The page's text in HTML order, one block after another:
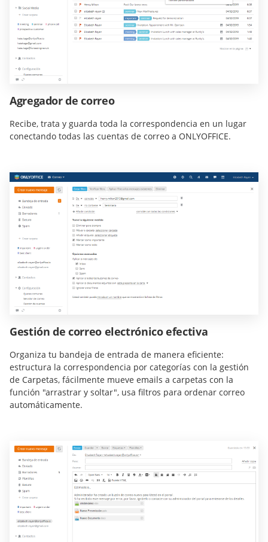
Agregador de correo
Recibe, trata y guarda toda la correspondencia en un lugar
conectando todas las cuentas de correo a ONLYOFFICE.
Gestión de correo electrónico efectiva
Organiza tu bandeja de entrada de manera eficiente:
estructura la correspondencia por categorías con la gestión
de Carpetas, fácilmente mueve emails a carpetas con la
función "arrastrar y soltar", usa filtros para ordenar correo
automáticamente.